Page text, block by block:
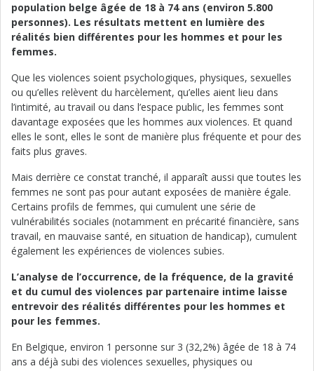
population belge âgée de 18 à 74 ans (environ 5.800
personnes). Les résultats mettent en lumière des
réalités bien différentes pour les hommes et pour les
femmes.
Que les violences soient psychologiques, physiques, sexuelles
ou qu’elles relèvent du harcèlement, qu’elles aient lieu dans
l’intimité, au travail ou dans l’espace public, les femmes sont
davantage exposées que les hommes aux violences. Et quand
elles le sont, elles le sont de manière plus fréquente et pour des
faits plus graves.
Mais derrière ce constat tranché, il apparaît aussi que toutes les
femmes ne sont pas pour autant exposées de manière égale.
Certains profils de femmes, qui cumulent une série de
vulnérabilités sociales (notamment en précarité financière, sans
travail, en mauvaise santé, en situation de handicap), cumulent
également les expériences de violences subies.
L’analyse de l’occurrence, de la fréquence, de la gravité
et du cumul des violences par partenaire intime laisse
entrevoir des réalités différentes pour les hommes et
pour les femmes.
En Belgique, environ 1 personne sur 3 (32,2%) âgée de 18 à 74
ans a déjà subi des violences sexuelles, physiques ou